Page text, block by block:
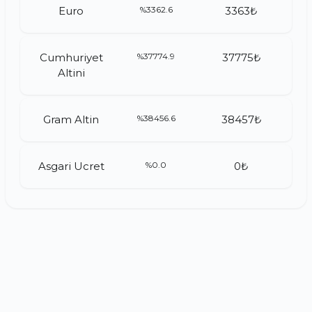
Euro %3362.6 3363₺
Cumhuriyet
Altini
%37774.9 37775₺
Gram Altin %38456.6 38457₺
Asgari Ucret %0.0 0₺